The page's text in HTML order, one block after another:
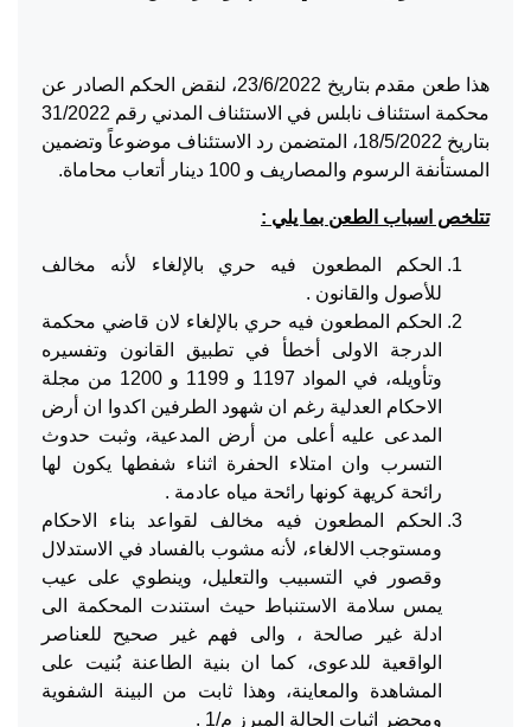
هذا طعن مقدم بتاريخ 23/6/2022، لنقض الحكم الصادر عن
محكمة استئناف نابلس في الاستئناف المدني رقم 31/2022
بتاريخ 18/5/2022، المتضمن رد الاستئناف موضوعاً وتضمين
المستأنفة الرسوم والمصاريف و 100 دينار أتعاب محاماة.
تتلخص اسباب الطعن بما يلي :
الحكم المطعون فيه حري بالإلغاء لأنه مخالف
للأصول والقانون .
الحكم المطعون فيه حري بالإلغاء لان قاضي محكمة
الدرجة الاولى أخطأ في تطبيق القانون وتفسيره
وتأويله، في المواد 1197 و 1199 و 1200 من مجلة
الاحكام العدلية رغم ان شهود الطرفين اكدوا ان أرض
المدعى عليه أعلى من أرض المدعية، وثبت حدوث
التسرب وان امتلاء الحفرة اثناء شفطها يكون لها
رائحة كريهة كونها رائحة مياه عادمة .
الحكم المطعون فيه مخالف لقواعد بناء الاحكام
ومستوجب الالغاء، لأنه مشوب بالفساد في الاستدلال
وقصور في التسبيب والتعليل، وينطوي على عيب
يمس سلامة الاستنباط حيث استندت المحكمة الى
ادلة غير صالحة ، والى فهم غير صحيح للعناصر
الواقعية للدعوى، كما ان بنية الطاعنة بُنيت على
المشاهدة والمعاينة، وهذا ثابت من البينة الشفوية
ومحضر اثبات الحالة المبرز م/1 .